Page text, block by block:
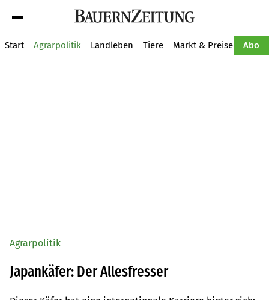
Start Agrarpolitik Landleben Tiere Markt & Preise Abo
Agrarpolitik
Japankäfer: Der Allesfresser